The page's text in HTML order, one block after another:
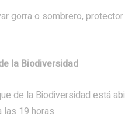
gorra o sombrero,
la Biodiversidad
de la Biodiversidad está
las 19 horas.